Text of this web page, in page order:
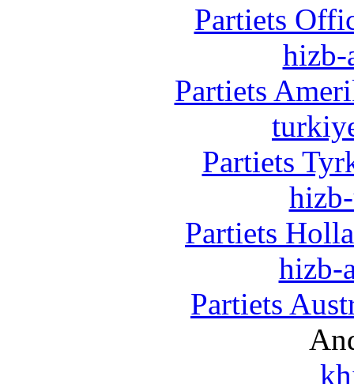
Partiets
hizb-
Partiets
Partiets
Partiets
hizb-
Partiets